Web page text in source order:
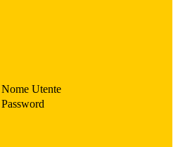
Nome Utente
Password